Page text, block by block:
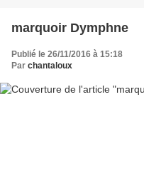
marquoir Dymphne
Publié le 26/11/2016 à 15:18
Par chantaloux